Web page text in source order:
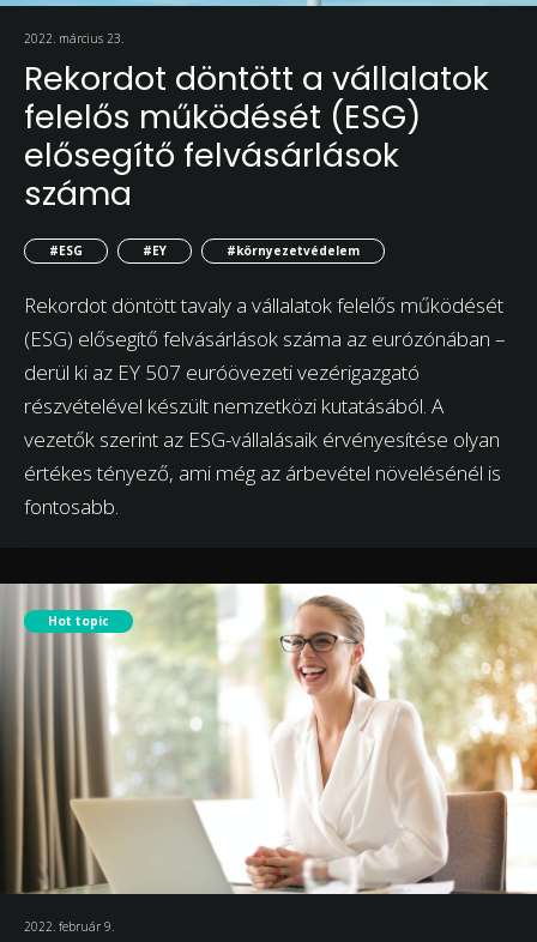
2022. március 23.
Rekordot döntött a vállalatok
felelős működését (ESG)
elősegítő felvásárlások
száma
#ESG #EY #környezetvédelem
Rekordot döntött tavaly a vállalatok felelős működését
(ESG) elősegítő felvásárlások száma az eurózónában –
derül ki az EY 507 euróövezeti vezérigazgató
részvételével készült nemzetközi kutatásából. A
vezetők szerint az ESG-vállalásaik érvényesítése olyan
értékes tényező, ami még az árbevétel növelésénél is
fontosabb.
Hot topic
2022. február 9.